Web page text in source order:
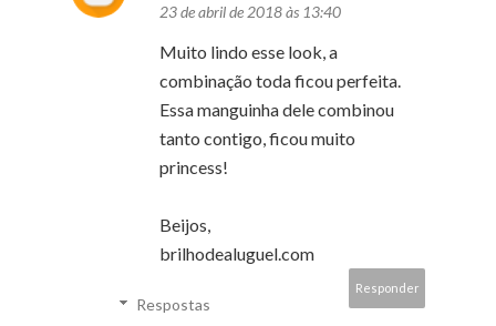
23 de abril de 2018 às 13:40
Muito lindo esse look, a
combinação toda ficou perfeita.
Essa manguinha dele combinou
tanto contigo, ficou muito
princess!
Beijos,
brilhodealuguel.com
Responder
Respostas